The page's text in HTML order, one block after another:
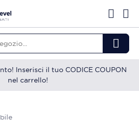
Inserisci il tuo CODICE COUPON
nel carrello!